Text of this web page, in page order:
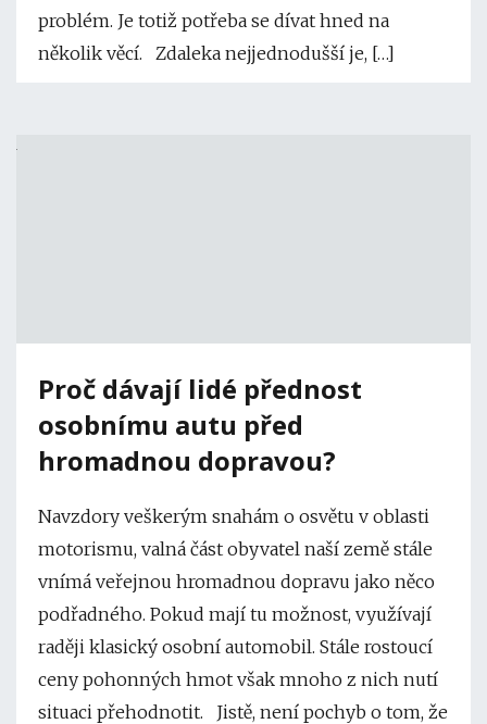
problém. Je totiž potřeba se dívat hned na
několik věcí. Zdaleka nejjednodušší je, […]
Proč dávají lidé přednost
osobnímu autu před
hromadnou dopravou?
Navzdory veškerým snahám o osvětu v oblasti
motorismu, valná část obyvatel naší země stále
vnímá veřejnou hromadnou dopravu jako něco
podřadného. Pokud mají tu možnost, využívají
raději klasický osobní automobil. Stále rostoucí
ceny pohonných hmot však mnoho z nich nutí
situaci přehodnotit. Jistě, není pochyb o tom, že